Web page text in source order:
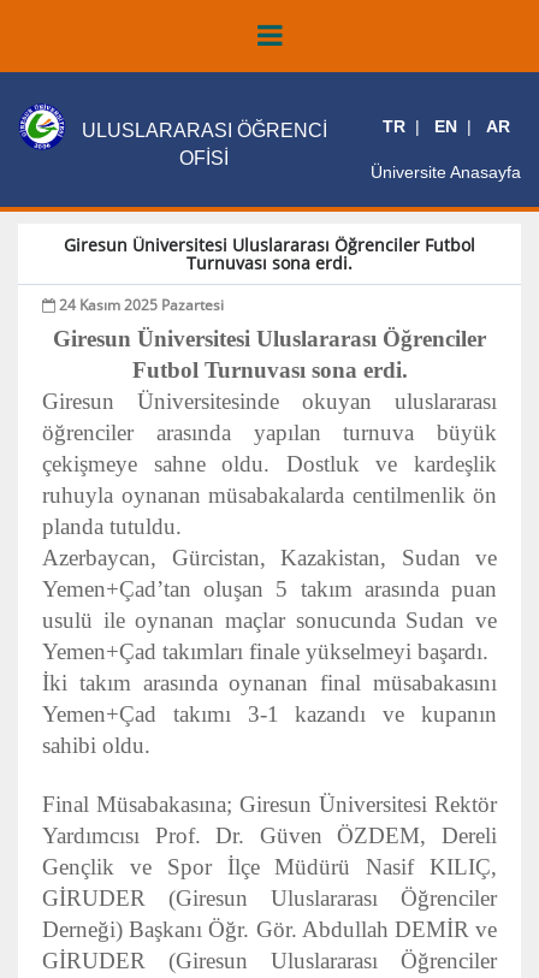
ULUSLARARASI ÖĞRENCİ
OFİSİ
TR EN AR
Üniversite Anasayfa
Giresun Üniversitesi Uluslararası Öğrenciler Futbol
Turnuvası sona erdi.
24 Kasım 2025 Pazartesi
Giresun Üniversitesi Uluslararası Öğrenciler
Futbol Turnuvası sona erdi.
Giresun Üniversitesinde okuyan uluslararası
öğrenciler arasında yapılan turnuva büyük
çekişmeye sahne oldu. Dostluk ve kardeşlik
ruhuyla oynanan müsabakalarda centilmenlik ön
planda tutuldu.
Azerbaycan, Gürcistan, Kazakistan, Sudan ve
Yemen+Çad’tan oluşan 5 takım arasında puan
usulü ile oynanan maçlar sonucunda Sudan ve
Yemen+Çad takımları finale yükselmeyi başardı.
İki takım arasında oynanan final müsabakasını
Yemen+Çad takımı 3-1 kazandı ve kupanın
sahibi oldu.
Final Müsabakasına; Giresun Üniversitesi Rektör
Yardımcısı Prof. Dr. Güven ÖZDEM, Dereli
Gençlik ve Spor İlçe Müdürü Nasif KILIÇ,
GİRUDER (Giresun Uluslararası Öğrenciler
Derneği) Başkanı Öğr. Gör. Abdullah DEMİR ve
GİRUDER (Giresun Uluslararası Öğrenciler